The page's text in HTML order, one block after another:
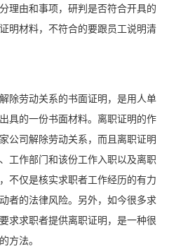
理由和事项，研判是否符合开具的
明材料，不符合的要跟员工说明清
除劳动关系的书面证明，是用人单
具的一份书面材料。离职证明的作
公司解除劳动关系，而且离职证明
工作部门和该份工作入职以及离职
不仅是核实求职者工作经历的有力
者的法律风险。另外，如今很多求
求求职者提供离职证明，是一种很
方法。